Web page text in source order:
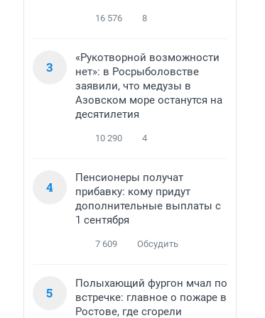
16 576 8
3
«Рукотворной возможности
нет»: в Росрыболовстве
заявили, что медузы в
Азовском море останутся на
десятилетия
10 290 4
4
Пенсионеры получат
прибавку: кому придут
дополнительные выплаты с
1 сентября
7 609 Обсудить
5
Полыхающий фургон мчал по
встречке: главное о пожаре в
Ростове, где сгорели